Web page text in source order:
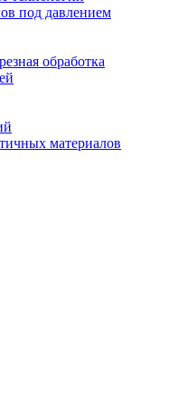
под давлением
обработка
материалов